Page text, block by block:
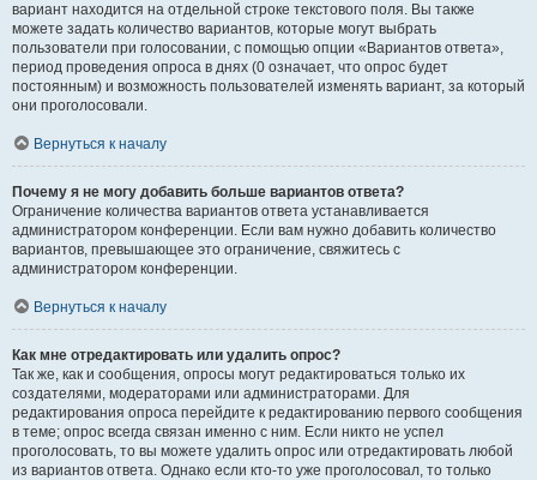
вариант находится на отдельной строке текстового поля. Вы также
можете задать количество вариантов, которые могут выбрать
пользователи при голосовании, с помощью опции «Вариантов ответа»,
период проведения опроса в днях (0 означает, что опрос будет
постоянным) и возможность пользователей изменять вариант, за который
они проголосовали.
Вернуться к началу
Почему я не могу добавить больше вариантов ответа?
Ограничение количества вариантов ответа устанавливается
администратором конференции. Если вам нужно добавить количество
вариантов, превышающее это ограничение, свяжитесь с
администратором конференции.
Вернуться к началу
Как мне отредактировать или удалить опрос?
Так же, как и сообщения, опросы могут редактироваться только их
создателями, модераторами или администраторами. Для
редактирования опроса перейдите к редактированию первого сообщения
в теме; опрос всегда связан именно с ним. Если никто не успел
проголосовать, то вы можете удалить опрос или отредактировать любой
из вариантов ответа. Однако если кто-то уже проголосовал, то только